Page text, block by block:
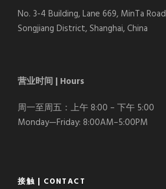
No. 3-4 Building, Lane 669, MinTa Road
Songjiang District, Shanghai, China
营业时间 | Hours
周一至周五：上午 8:00 – 下午 5:00
Monday—Friday: 8:00AM–5:00PM
接触 | CONTACT